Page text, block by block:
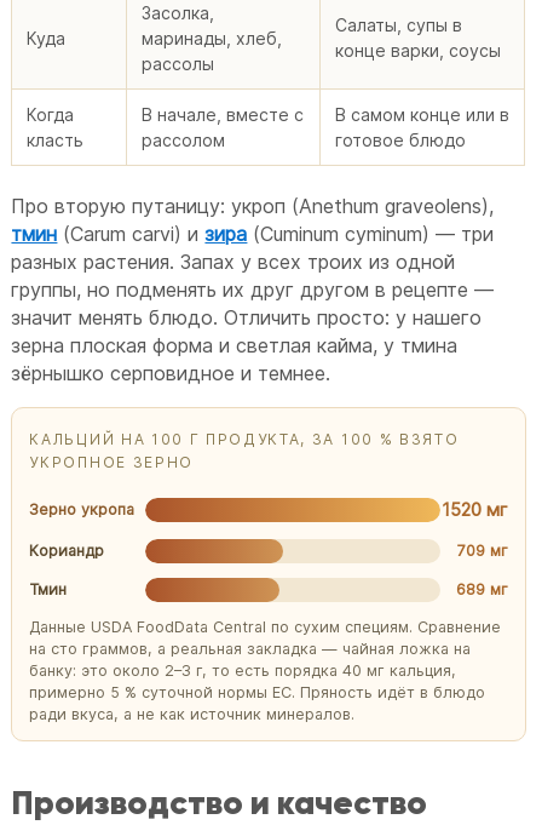
Куда
Засолка,
маринады, хлеб,
рассолы
Салаты, супы в
конце варки, соусы
Когда
класть
В начале, вместе с
рассолом
В самом конце или в
готовое блюдо
Про вторую путаницу: укроп (Anethum graveolens),
тмин (Carum carvi) изира (Cuminum cyminum) — три
разных растения. Запах у всех троих из одной
группы, но подменять их друг другом в рецепте —
значит менять блюдо. Отличить просто: у нашего
зерна плоская форма и светлая кайма, у тмина
зёрнышко серповидное и темнее.
КАЛЬЦИЙ НА 100 Г ПРОДУКТА, ЗА 100 % ВЗЯТО
УКРОПНОЕ ЗЕРНО
Зерно укропа 1520 мг
Кориандр 709 мг
Тмин 689 мг
Данные USDA FoodData Central по сухим специям. Сравнение
на сто граммов, а реальная закладка — чайная ложка на
банку: это около 2–3 г, то есть порядка 40 мг кальция,
примерно 5 % суточной нормы ЕС. Пряность идёт в блюдо
ради вкуса, а не как источник минералов.
Производство и качество